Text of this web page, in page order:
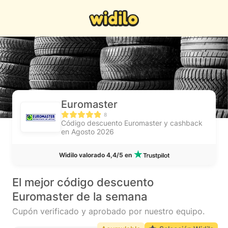
Euromaster
8
Código descuento Euromaster y cashback
en Agosto 2026
Widilo valorado 4,4/5 en
El mejor código descuento
Euromaster de la semana
Cupón verificado y aprobado por nuestro equipo.